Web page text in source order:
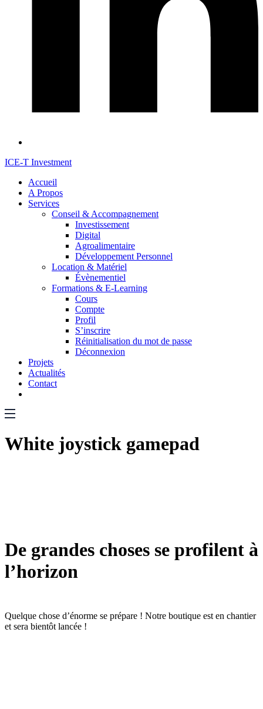
ICE-T Investment
Accueil
A Propos
Services
Conseil & Accompagnement
Investissement
Digital
Agroalimentaire
Développement Personnel
Location & Matériel
Évènementiel
Formations & E-Learning
Cours
Compte
Profil
S’inscrire
Réinitialisation du mot de passe
Déconnexion
Projets
Actualités
Contact
White joystick gamepad
De grandes choses se profilent à
l’horizon
Quelque chose d’énorme se prépare ! Notre boutique est en chantier
et sera bientôt lancée !